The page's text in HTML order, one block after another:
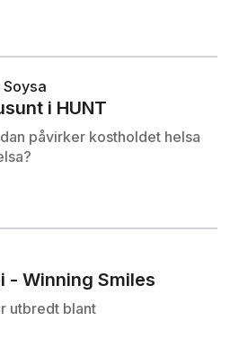
i HUNT
påvirker kostholdet helsa
- Winning Smiles
utbredt blant